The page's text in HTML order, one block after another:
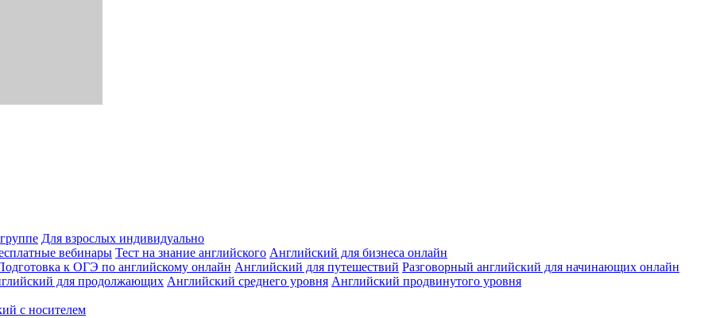
Для взрослых индивидуально
вебинары Тест на знание английского Английский для бизнеса онлайн
к ОГЭ по английскому онлайн Английский для путешествий Разговорный английский для начинающих онлайн
для продолжающих Английский среднего уровня Английский продвинутого уровня
с носителем